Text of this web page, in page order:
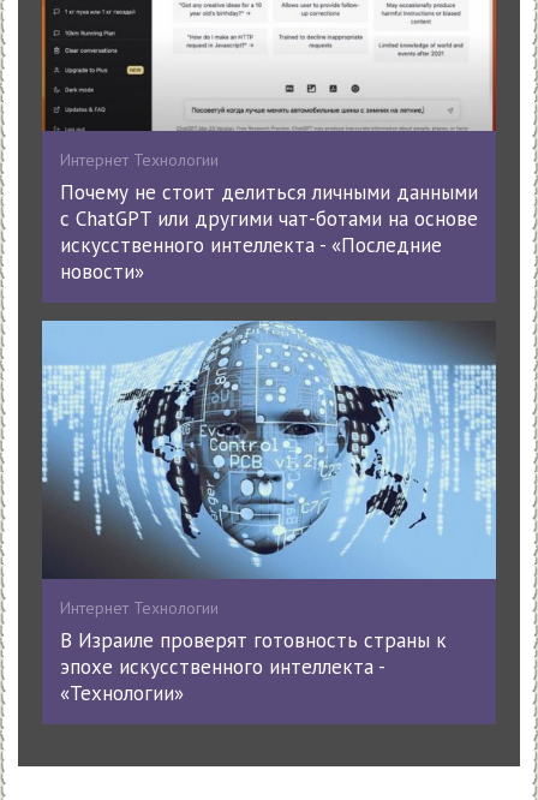
Интернет Технологии
Почему не стоит делиться личными данными
с ChatGPT или другими чат-ботами на основе
искусственного интеллекта - «Последние
новости»
Интернет Технологии
В Израиле проверят готовность страны к
эпохе искусственного интеллекта -
«Технологии»